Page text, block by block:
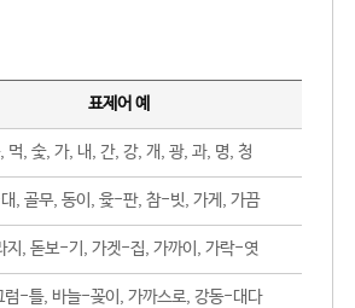
표제어 예
먹, 숯, 가, 내, 간, 강, 개, 광, 과, 명, 청
, 골무, 동이, 윷-판, 참-빗, 가게, 가끔
지, 돋보-기, 가겟-집, 가까이, 가락-엿
럼-틀, 바늘-꽂이, 가까스로, 강동-대다